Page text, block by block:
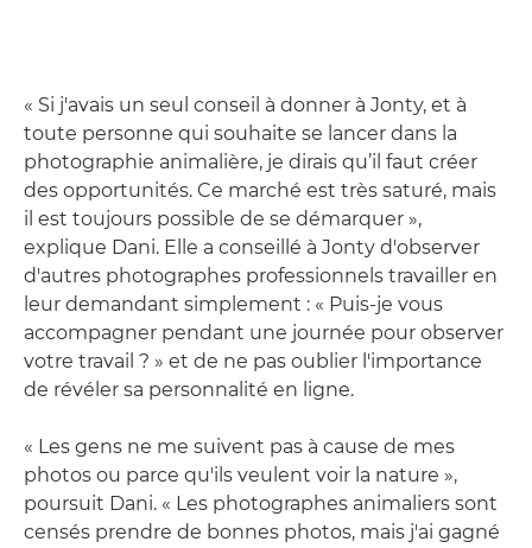
« Si j'avais un seul conseil à donner à Jonty, et à
toute personne qui souhaite se lancer dans la
photographie animalière, je dirais qu’il faut créer
des opportunités. Ce marché est très saturé, mais
il est toujours possible de se démarquer »,
explique Dani. Elle a conseillé à Jonty d'observer
d'autres photographes professionnels travailler en
leur demandant simplement : « Puis-je vous
accompagner pendant une journée pour observer
votre travail ? » et de ne pas oublier l'importance
de révéler sa personnalité en ligne.
« Les gens ne me suivent pas à cause de mes
photos ou parce qu'ils veulent voir la nature »,
poursuit Dani. « Les photographes animaliers sont
censés prendre de bonnes photos, mais j'ai gagné